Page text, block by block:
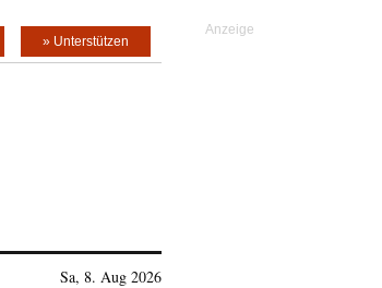
» Unterstützen
Sa, 8. Aug 2026